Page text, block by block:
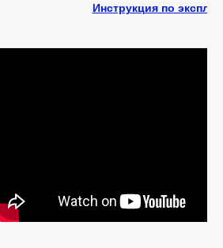
Инструкция по